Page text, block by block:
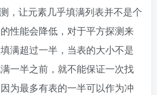
，让元素几乎填满列表并不是个
性能会降低，对于平方探测来
满超过一半，当表的大小不是
一半之前，就不能保证一次找
为最多有表的一半可以作为冲